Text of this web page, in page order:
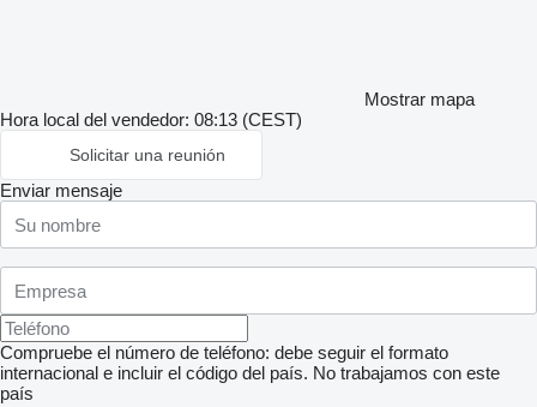
Mostrar mapa
Hora local del vendedor: 08:13 (CEST)
Solicitar una reunión
Enviar mensaje
Compruebe el número de teléfono: debe seguir el formato
internacional e incluir el código del país. No trabajamos con este
país